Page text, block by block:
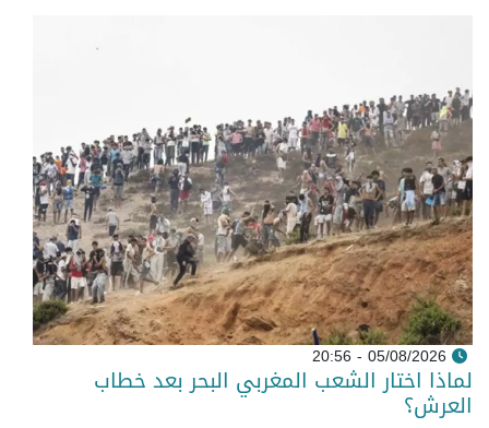
05/08/2026 - 20:56
لماذا اختار الشعب المغربي البحر بعد خطاب
العرش؟